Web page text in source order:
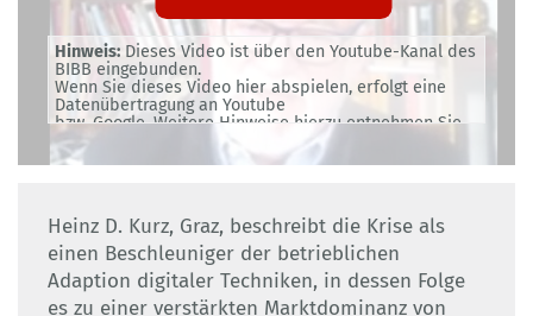
Hinweis: Dieses Video ist über den Youtube-Kanal des
BIBB eingebunden.
Wenn Sie dieses Video hier abspielen, erfolgt eine
Datenübertragung an Youtube
bzw. Google. Weitere Hinweise hierzu entnehmen Sie
bitte unserer
Datenschutzerklärung
Heinz D. Kurz, Graz, beschreibt die Krise als
einen Beschleuniger der betrieblichen
Adaption digitaler Techniken, in dessen Folge
es zu einer verstärkten Marktdominanz von